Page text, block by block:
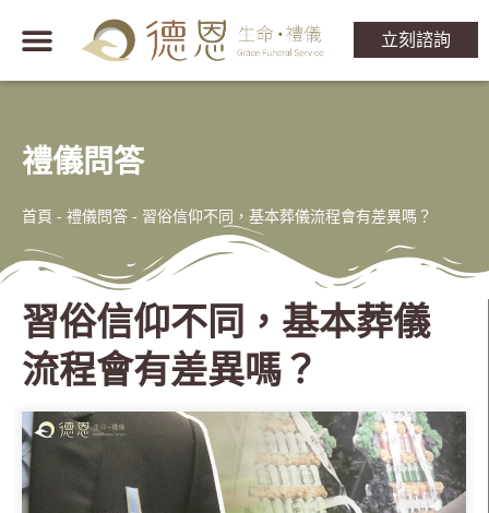
立刻諮詢
禮儀問答
首頁 - 禮儀問答 - 習俗信仰不同，基本葬儀流程會有差異嗎？
習俗信仰不同，基本葬儀
流程會有差異嗎？